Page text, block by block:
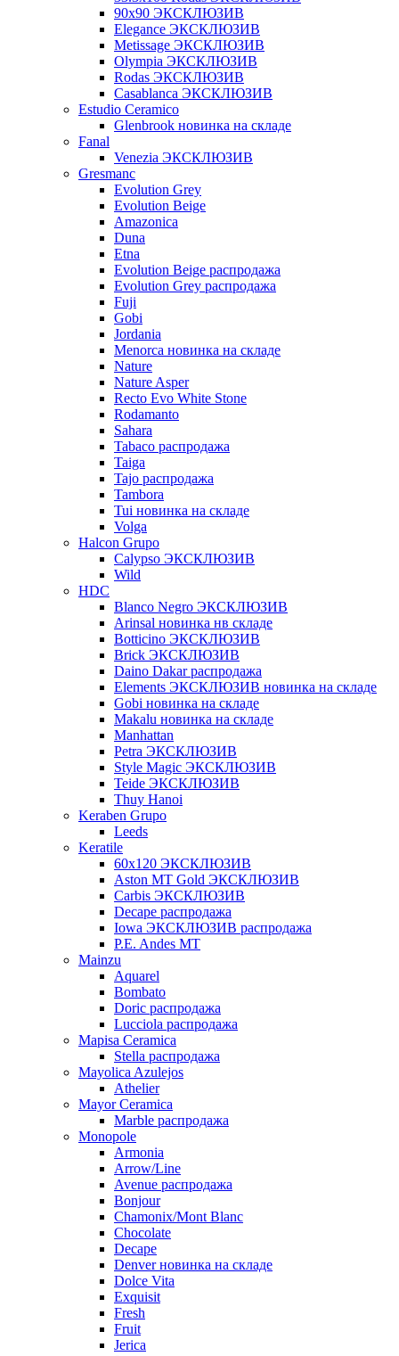
90x90 ЭКСКЛЮЗИВ
Elegance ЭКСКЛЮЗИВ
Metissage ЭКСКЛЮЗИВ
Olympia ЭКСКЛЮЗИВ
Rodas ЭКСКЛЮЗИВ
Сasablanca ЭКСКЛЮЗИВ
Estudio Ceramico
Glenbrook новинка на складе
Fanal
Venezia ЭКСКЛЮЗИВ
Gresmanc
Evolution Grey
Evolution Beige
Amazonica
Duna
Etna
Evolution Beige распродажа
Evolution Grey распродажа
Fuji
Gobi
Jordania
Menorca новинка на складе
Nature
Nature Asper
Recto Evo White Stone
Rodamanto
Sahara
Tabaco распродажа
Taiga
Tajo распродажа
Tambora
Tui новинка на складе
Volga
Halcon Grupo
Calypso ЭКСКЛЮЗИВ
Wild
HDC
Blanco Negro ЭКСКЛЮЗИВ
Arinsal новинка нв складе
Botticino ЭКСКЛЮЗИВ
Brick ЭКСКЛЮЗИВ
Daino Dakar распродажа
Elements ЭКСКЛЮЗИВ новинка на складе
Gobi новинка на складе
Makalu новинка на складе
Manhattan
Petra ЭКСКЛЮЗИВ
Style Magic ЭКСКЛЮЗИВ
Teide ЭКСКЛЮЗИВ
Thuy Hanoi
Keraben Grupo
Leeds
Keratile
60х120 ЭКСКЛЮЗИВ
Aston MT Gold ЭКСКЛЮЗИВ
Carbis ЭКСКЛЮЗИВ
Decape распродажа
Iowa ЭКСКЛЮЗИВ распродажа
P.E. Andes MT
Mainzu
Aquarel
Bombato
Doric распродажа
Lucciola распродажа
Mapisa Ceramica
Stella распродажа
Mayolica Azulejos
Athelier
Mayor Ceramica
Marble распродажа
Monopole
Armonia
Arrow/Line
Avenue распродажа
Bonjour
Chamonix/Mont Blanc
Chocolate
Decape
Denver новинка на складе
Dolce Vita
Exquisit
Fresh
Fruit
Jerica